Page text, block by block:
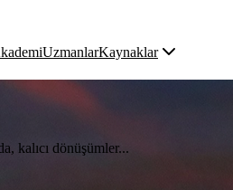
UzmanlarKaynaklar
kalıcı dönüşümler...